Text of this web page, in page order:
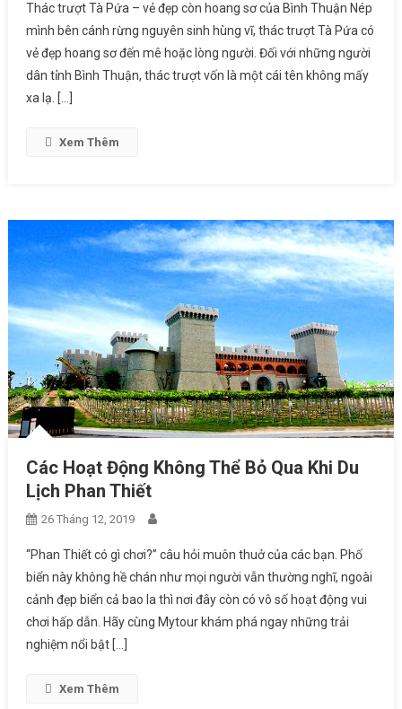
Thuận
Thác trượt Tà Pứa – vẻ đẹp còn hoang sơ của Bình Thuận Nép
mình bên cánh rừng nguyên sinh hùng vĩ, thác trượt Tà Pứa có
vẻ đẹp hoang sơ đến mê hoặc lòng người. Đối với những người
dân tỉnh Bình Thuận, thác trượt vốn là một cái tên không mấy
xa lạ. […]
Xem Thêm
Các Hoạt Động Không Thể Bỏ Qua Khi Du
Lịch Phan Thiết
26 Tháng 12, 2019
“Phan Thiết có gì chơi?” câu hỏi muôn thuở của các bạn. Phố
biển này không hề chán như mọi người vẫn thường nghĩ, ngoài
cảnh đẹp biển cả bao la thì nơi đây còn có vô số hoạt động vui
chơi hấp dẫn. Hãy cùng Mytour khám phá ngay những trải
nghiệm nổi bật […]
Xem Thêm